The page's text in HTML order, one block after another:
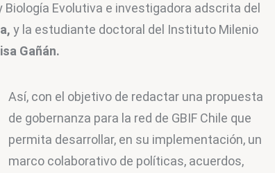
Evolutiva e investigadora adscrita del
y la estudiante doctoral del Instituto Milenio
Gañán.
Así, con el objetivo de redactar una propuesta
de gobernanza para la red de GBIF Chile que
permita desarrollar, en su implementación, un
marco colaborativo de políticas, acuerdos,